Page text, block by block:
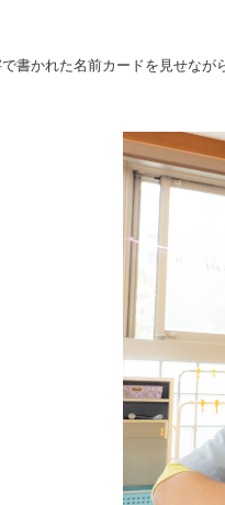
書かれた名前カードを見せなが